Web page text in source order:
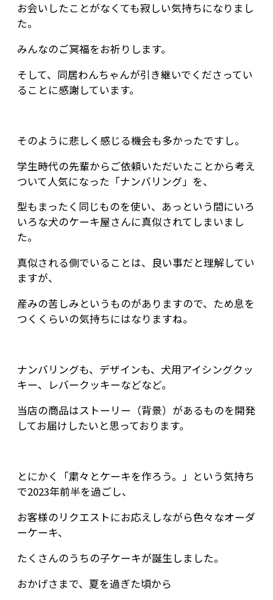
お会いしたことがなくても寂しい気持ちになりまし
た。
みんなのご冥福をお祈りします。
そして、同居わんちゃんが引き継いでくださってい
ることに感謝しています。
そのように悲しく感じる機会も多かったですし。
学生時代の先輩からご依頼いただいたことから考え
ついて人気になった「ナンバリング」を、
型もまったく同じものを使い、あっという間にいろ
いろな犬のケーキ屋さんに真似されてしまいまし
た。
真似される側でいることは、良い事だと理解してい
ますが、
産みの苦しみというものがありますので、ため息を
つくくらいの気持ちにはなりますね。
ナンバリングも、デザインも、犬用アイシングクッ
キー、レバークッキーなどなど。
当店の商品はストーリー（背景）があるものを開発
してお届けしたいと思っております。
とにかく「粛々とケーキを作ろう。」という気持ち
で2023年前半を過ごし、
お客様のリクエストにお応えしながら色々なオーダ
ーケーキ、
たくさんのうちの子ケーキが誕生しました。
おかげさまで、夏を過ぎた頃から